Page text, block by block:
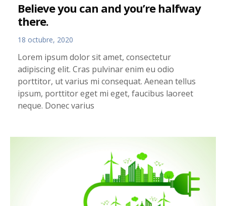
Believe you can and you’re halfway
there.
18 octubre, 2020
Lorem ipsum dolor sit amet, consectetur
adipiscing elit. Cras pulvinar enim eu odio
porttitor, ut varius mi consequat. Aenean tellus
ipsum, porttitor eget mi eget, faucibus laoreet
neque. Donec varius